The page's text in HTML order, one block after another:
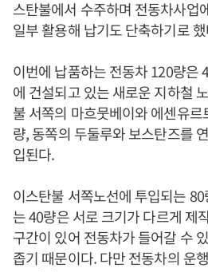
스탄불에서 수주하며 전동차사업
일부 활용해 납기도 단축하기로
이번에 납품하는 전동차 120량은
에 건설되고 있는 새로운 지하철
불 서쪽의 마흐뭇베이와 에센유
량, 동쪽의 두둘루와 보스탄즈를
입된다.
이스탄불 서쪽노선에 투입되는
는 40량은 서로 크기가 다르게 제
구간이 있어 전동차가 들어갈 수
좁기 때문이다. 다만 전동차의 운